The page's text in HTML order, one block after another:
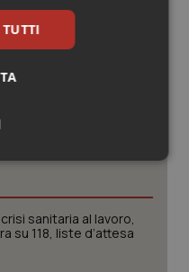
in
sanitaria al lavoro,
su 118, liste d’attesa
TUTTI
Marketing